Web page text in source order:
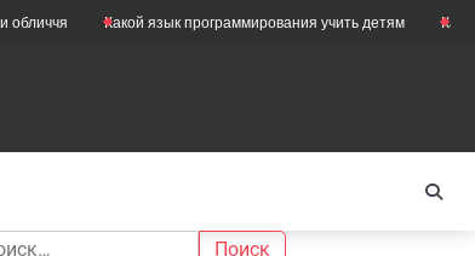
Какой язык программирования учить детям Как правильно